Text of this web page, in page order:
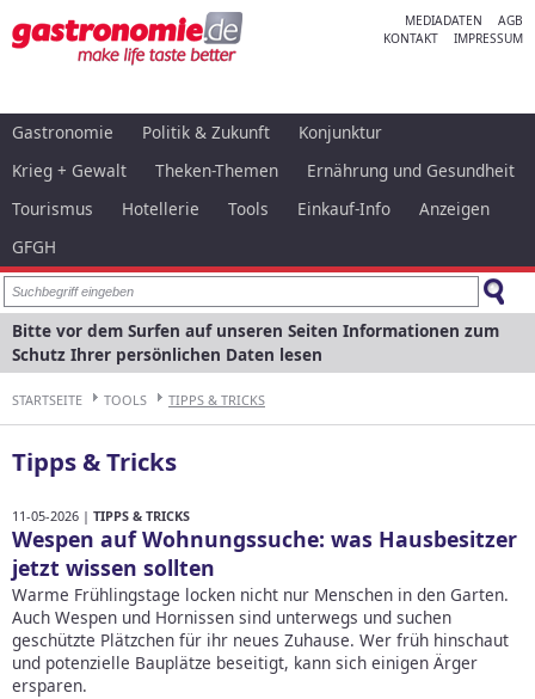
MEDIADATEN
AGB
KONTAKT
IMPRESSUM
Gastronomie Politik & Zukunft
Konjunktur
Krieg + Gewalt
Theken-Themen
Ernährung und Gesundheit
Tourismus
Hotellerie Tools Einkauf-Info
Anzeigen
GFGH
Bitte vor dem Surfen auf unseren Seiten Informationen zum
Schutz Ihrer persönlichen Daten lesen
STARTSEITE TOOLS TIPPS & TRICKS
Tipps & Tricks
11-05-2026 | TIPPS & TRICKS
Wespen auf Wohnungssuche: was Hausbesitzer
jetzt wissen sollten
Warme Frühlingstage locken nicht nur Menschen in den Garten.
Auch Wespen und Hornissen sind unterwegs und suchen
geschützte Plätzchen für ihr neues Zuhause. Wer früh hinschaut
und potenzielle Bauplätze beseitigt, kann sich einigen Ärger
ersparen.